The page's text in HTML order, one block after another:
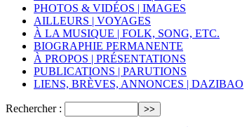
PHOTOS & VIDÉOS | IMAGES
AILLEURS | VOYAGES
À LA MUSIQUE | FOLK, SONG, ETC.
BIOGRAPHIE PERMANENTE
À PROPOS | PRÉSENTATIONS
PUBLICATIONS | PARUTIONS
LIENS, BRÈVES, ANNONCES | DAZIBAO
Rechercher :